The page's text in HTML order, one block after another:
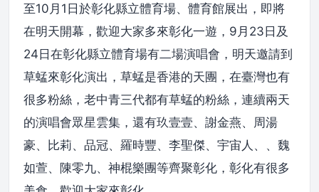
至10月1日於彰化縣立體育場、體育館展出，即將
在明天開幕，歡迎大家多來彰化一遊，9月23日及
24日在彰化縣立體育場有二場演唱會，明天邀請到
草蜢來彰化演出，草蜢是香港的天團，在臺灣也有
很多粉絲，老中青三代都有草蜢的粉絲，連續兩天
的演唱會眾星雲集，還有玖壹壹、謝金燕、周湯
豪、比莉、品冠、羅時豐、李聖傑、宇宙人、、魏
如萱、陳零九、神棍樂團等齊聚彰化，彰化有很多